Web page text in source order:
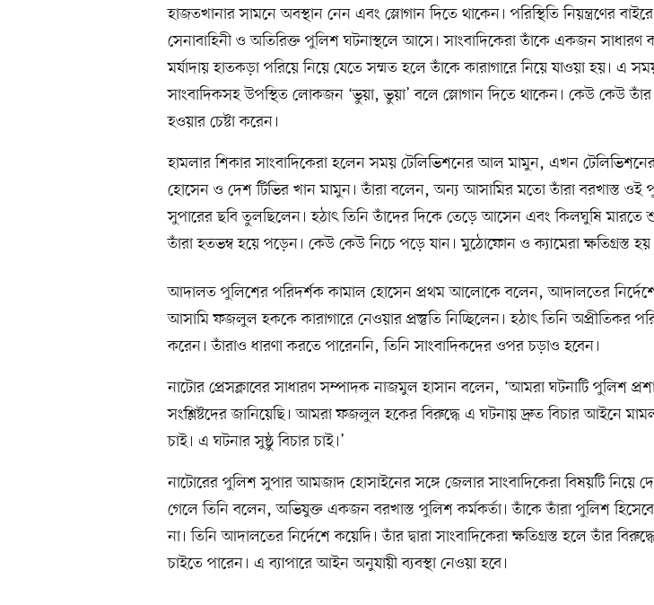
হাজতখানার সামনে অবস্থান নেন এবং স্লোগান দিতে থাকেন। পরিস্থিতি নিয়ন্ত্রণের
সেনাবাহিনী ও অতিরিক্ত পুলিশ ঘটনাস্থলে আসে। সাংবাদিকেরা তাঁকে একজন সাধারণ
মর্যাদায় হাতকড়া পরিয়ে নিয়ে যেতে সম্মত হলে তাঁকে কারাগারে নিয়ে যাওয়া হয়। এ
সাংবাদিকসহ উপস্থিত লোকজন ‘ভুয়া, ভুয়া’ বলে স্লোগান দিতে থাকেন। কেউ কেউ
হওয়ার চেষ্টা করেন।
হামলার শিকার সাংবাদিকেরা হলেন সময় টেলিভিশনের আল মামুন, এখন
হোসেন ও দেশ টিভির খান মামুন। তাঁরা বলেন, অন্য আসামির মতো তাঁরা বরখাস্ত ওই
সুপারের ছবি তুলছিলেন। হঠাৎ তিনি তাঁদের দিকে তেড়ে আসেন এবং কিলঘুষি মারতে
তাঁরা হতভম্ব হয়ে পড়েন। কেউ কেউ নিচে পড়ে যান। মুঠোফোন ও ক্যামেরা ক্ষতিগ্রস্ত হয়।
আদালত পুলিশের পরিদর্শক কামাল হোসেন প্রথম আলোকে বলেন, আদালতের
আসামি ফজলুল হককে কারাগারে নেওয়ার প্রস্তুতি নিচ্ছিলেন। হঠাৎ তিনি অপ্রীতিকর
করেন। তাঁরাও ধারণা করতে পারেননি, তিনি সাংবাদিকদের ওপর চড়াও হবেন।
নাটোর প্রেসক্লাবের সাধারণ সম্পাদক নাজমুল হাসান বলেন, ‘আমরা ঘটনাটি পুলিশ
সংশ্লিষ্টদের জানিয়েছি। আমরা ফজলুল হকের বিরুদ্ধে এ ঘটনায় দ্রুত বিচার আইনে
চাই। এ ঘটনার সুষ্ঠু বিচার চাই।’
নাটোরের পুলিশ সুপার আমজাদ হোসাইনের সঙ্গে জেলার সাংবাদিকেরা বিষয়টি নিয়ে
গেলে তিনি বলেন, অভিযুক্ত একজন বরখাস্ত পুলিশ কর্মকর্তা। তাঁকে তাঁরা পুলিশ
না। তিনি আদালতের নির্দেশে কয়েদি। তাঁর দ্বারা সাংবাদিকেরা ক্ষতিগ্রস্ত হলে তাঁর
চাইতে পারেন। এ ব্যাপারে আইন অনুযায়ী ব্যবস্থা নেওয়া হবে।